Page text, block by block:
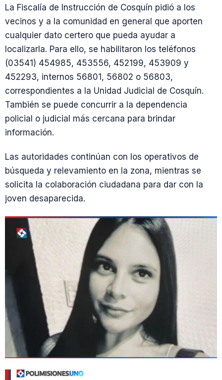
La Fiscalía de Instrucción de Cosquín pidió a los
vecinos y a la comunidad en general que aporten
cualquier dato certero que pueda ayudar a
localizarla. Para ello, se habilitaron los teléfonos
(03541) 454985, 453556, 452199, 453909 y
452293, internos 56801, 56802 o 56803,
correspondientes a la Unidad Judicial de Cosquín.
También se puede concurrir a la dependencia
policial o judicial más cercana para brindar
información.
Las autoridades continúan con los operativos de
búsqueda y relevamiento en la zona, mientras se
solicita la colaboración ciudadana para dar con la
joven desaparecida.